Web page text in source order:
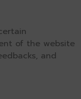
of the website
and